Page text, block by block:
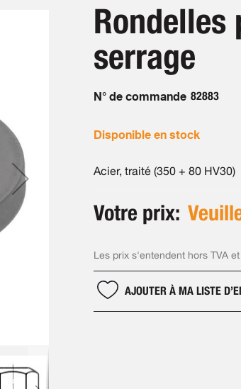
serrage
N° de commande 82883
Disponible en stock
Acier, traité (350 + 80 HV30)
Votre prix:
Les prix s'entendent hors TVA et
AJOUTER À MA LISTE